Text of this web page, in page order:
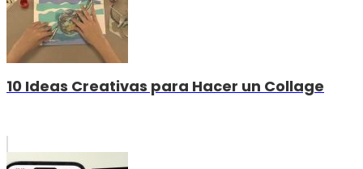
10 Ideas Creativas para Hacer un Collage